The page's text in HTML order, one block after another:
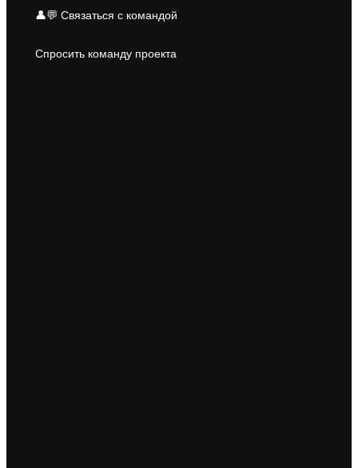
👤💬 Связаться с командой
Спросить команду проекта